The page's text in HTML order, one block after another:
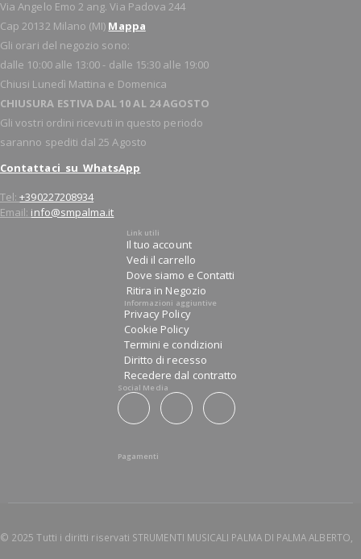
Via Angelo Emo 2 ang. Via Padova 244
Cap 20132 Milano (MI) Mappa
Gli orari del negozio sono:
dalle 10:00 alle 13:00 - dalle 15:30 alle 19:00
Chiusi Lunedì Mattina e Domenica
CHIUSURA ESTIVA DAL 10 AL 24 AGOSTO
Gli vostri ordini ricevuti in questo periodo
saranno spediti dal 25 Agosto
Contattaci su WhatsApp
Tel:+390227208934
Email: info@smpalma.it
Link utili
Il tuo account
Vedi il carrello
Dove siamo e Contatti
Ritira in Negozio
Informazioni aggiuntive
Privacy Policy
Cookie Policy
Termini e condizioni
Diritto di recesso
Recedere dal contratto
Social Media
Pagamenti
© 2025 Tutti i diritti riservati STRUMENTI MUSICALI PALMA DI PALMA ALBERTO,